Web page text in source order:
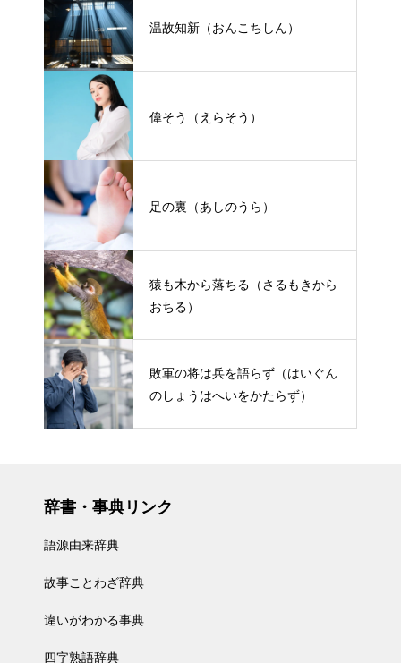
温故知新（おんこちしん）
偉そう（えらそう）
足の裏（あしのうら）
猿も木から落ちる（さるもきから
おちる）
敗軍の将は兵を語らず（はいぐん
のしょうはへいをかたらず）
辞書・事典リンク
語源由来辞典
故事ことわざ辞典
違いがわかる事典
四字熟語辞典